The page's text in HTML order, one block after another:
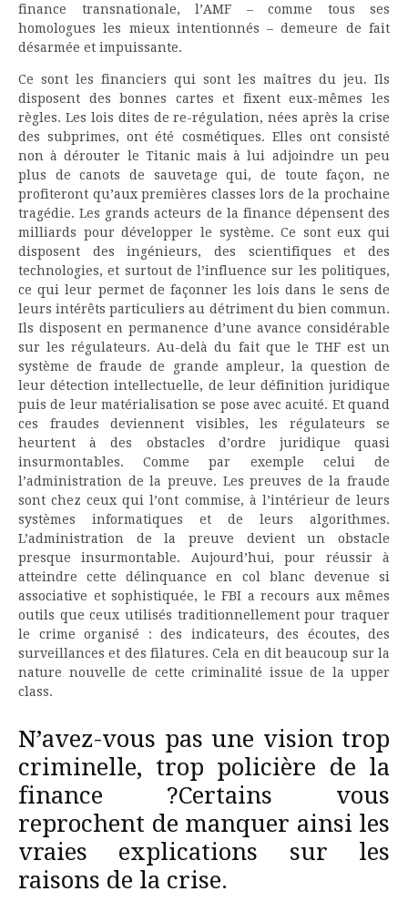
finance transnationale, l’AMF – comme tous ses
homologues les mieux intentionnés – demeure de fait
désarmée et impuissante.
Ce sont les financiers qui sont les maîtres du jeu. Ils
disposent des bonnes cartes et fixent eux-mêmes les
règles. Les lois dites de re-régulation, nées après la crise
des subprimes, ont été cosmétiques. Elles ont consisté
non à dérouter le Titanic mais à lui adjoindre un peu
plus de canots de sauvetage qui, de toute façon, ne
profiteront qu’aux premières classes lors de la prochaine
tragédie. Les grands acteurs de la finance dépensent des
milliards pour développer le système. Ce sont eux qui
disposent des ingénieurs, des scientifiques et des
technologies, et surtout de l’influence sur les politiques,
ce qui leur permet de façonner les lois dans le sens de
leurs intérêts particuliers au détriment du bien commun.
Ils disposent en permanence d’une avance considérable
sur les régulateurs. Au-delà du fait que le THF est un
système de fraude de grande ampleur, la question de
leur détection intellectuelle, de leur définition juridique
puis de leur matérialisation se pose avec acuité. Et quand
ces fraudes deviennent visibles, les régulateurs se
heurtent à des obstacles d’ordre juridique quasi
insurmontables. Comme par exemple celui de
l’administration de la preuve. Les preuves de la fraude
sont chez ceux qui l’ont commise, à l’intérieur de leurs
systèmes informatiques et de leurs algorithmes.
L’administration de la preuve devient un obstacle
presque insurmontable. Aujourd’hui, pour réussir à
atteindre cette délinquance en col blanc devenue si
associative et sophistiquée, le FBI a recours aux mêmes
outils que ceux utilisés traditionnellement pour traquer
le crime organisé : des indicateurs, des écoutes, des
surveillances et des filatures. Cela en dit beaucoup sur la
nature nouvelle de cette criminalité issue de la upper
class.
N’avez-vous pas une vision trop
criminelle, trop policière de la
finance ?Certains vous
reprochent de manquer ainsi les
vraies explications sur les
raisons de la crise.